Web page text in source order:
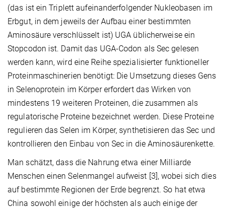
(das ist ein Triplett aufeinanderfolgender Nukleobasen im
Erbgut, in dem jeweils der Aufbau einer bestimmten
Aminosäure verschlüsselt ist) UGA üblicherweise ein
Stopcodon ist. Damit das UGA-Codon als Sec gelesen
werden kann, wird eine Reihe spezialisierter funktioneller
Proteinmaschinerien benötigt: Die Umsetzung dieses Gens
in Selenoprotein im Körper erfordert das Wirken von
mindestens 19 weiteren Proteinen, die zusammen als
regulatorische Proteine bezeichnet werden. Diese Proteine
regulieren das Selen im Körper, synthetisieren das Sec und
kontrollieren den Einbau von Sec in die Aminosäurenkette.
Man schätzt, dass die Nahrung etwa einer Milliarde
Menschen einen Selenmangel aufweist [3], wobei sich dies
auf bestimmte Regionen der Erde begrenzt. So hat etwa
China sowohl einige der höchsten als auch einige der